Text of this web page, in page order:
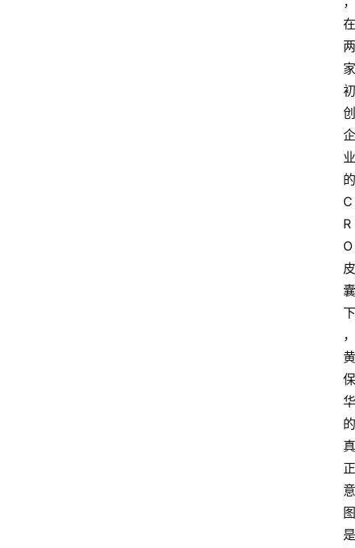
在
两
家
初
创
企
业
的
C
R
O
皮
囊
下
，
黄
保
华
的
真
正
意
图
是